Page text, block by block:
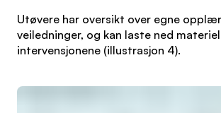
Utøvere har oversikt over egne
veiledninger, og kan laste ned
intervensjonene (illustrasjon 4).